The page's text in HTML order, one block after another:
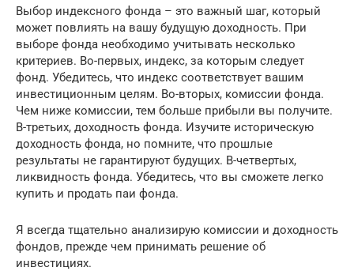
Выбор индексного фонда – это важный шаг, который
может повлиять на вашу будущую доходность. При
выборе фонда необходимо учитывать несколько
критериев. Во-первых, индекс, за которым следует
фонд. Убедитесь, что индекс соответствует вашим
инвестиционным целям. Во-вторых, комиссии фонда.
Чем ниже комиссии, тем больше прибыли вы получите.
В-третьих, доходность фонда. Изучите историческую
доходность фонда, но помните, что прошлые
результаты не гарантируют будущих. В-четвертых,
ликвидность фонда. Убедитесь, что вы сможете легко
купить и продать паи фонда.
Я всегда тщательно анализирую комиссии и доходность
фондов, прежде чем принимать решение об
инвестициях.